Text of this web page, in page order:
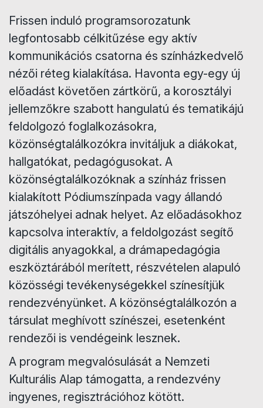
Frissen induló programsorozatunk
legfontosabb célkitűzése egy aktív
kommunikációs csatorna és színházkedvelő
nézői réteg kialakítása. Havonta egy-egy új
előadást követően zártkörű, a korosztályi
jellemzőkre szabott hangulatú és tematikájú
feldolgozó foglalkozásokra,
közönségtalálkozókra invitáljuk a diákokat,
hallgatókat, pedagógusokat. A
közönségtalálkozóknak a színház frissen
kialakított Pódiumszínpada vagy állandó
játszóhelyei adnak helyet. Az előadásokhoz
kapcsolva interaktív, a feldolgozást segítő
digitális anyagokkal, a drámapedagógia
eszköztárából merített, részvételen alapuló
közösségi tevékenységekkel színesítjük
rendezvényünket. A közönségtalálkozón a
társulat meghívott színészei, esetenként
rendezői is vendégeink lesznek.
A program megvalósulását a Nemzeti
Kulturális Alap támogatta, a rendezvény
ingyenes, regisztrációhoz kötött.